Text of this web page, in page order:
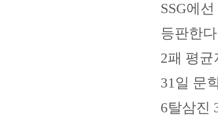
SSG에
등판한
2패 평
31일 문
6탈삼진